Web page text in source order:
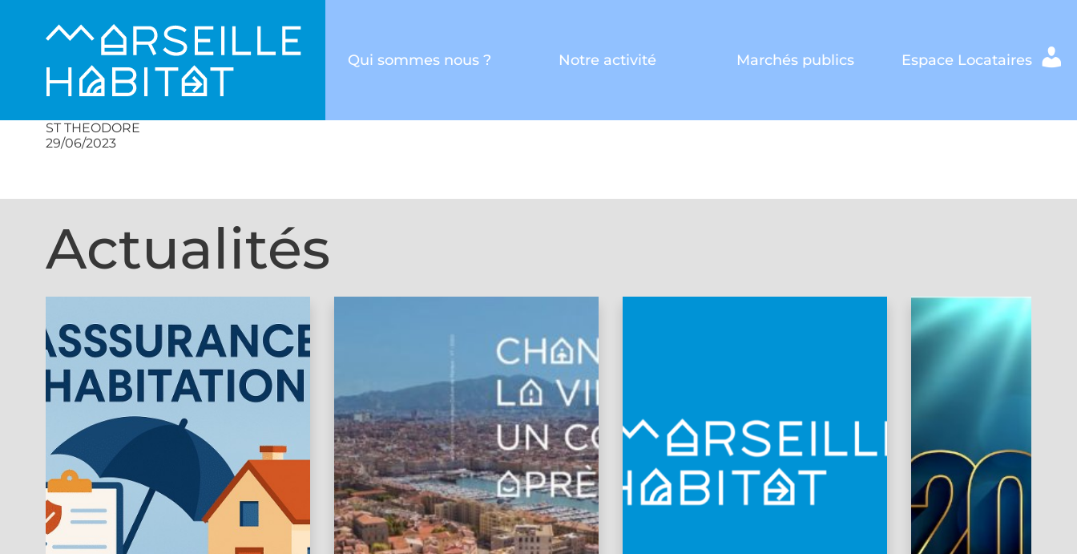
Qui sommes nous ? Notre activité Marchés publics Espace Locataires
ST THEODORE
29/06/2023
Actualités